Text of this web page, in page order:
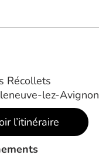
Récollets
lez-Avignon
l’itinéraire